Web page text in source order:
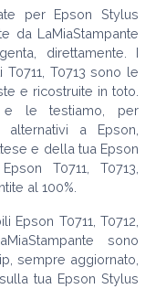
per Epson Stylus
da LaMiaStampante
direttamente. I
T0713 sono le
e ricostruite in toto.
e le testiamo, per
alternativi a Epson,
e della tua Epson
T0711, T0713,
al 100%.
Epson T0711, T0712,
sono
sempre aggiornato,
tua Epson Stylus